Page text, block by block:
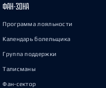
ФАН-ЗОНА
Программа лояльности
Календарь болельщика
Группа поддержки
Талисманы
Фан-сектор